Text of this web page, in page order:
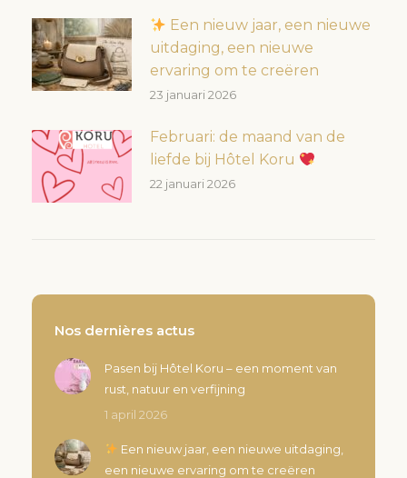
Een nieuw jaar, een nieuwe
uitdaging, een nieuwe
ervaring om te creëren
23 januari 2026
Februari: de maand van de
liefde bij Hôtel Koru
22 januari 2026
Nos dernières actus
Pasen bij Hôtel Koru – een moment van
rust, natuur en verfijning
1 april 2026
Een nieuw jaar, een nieuwe uitdaging,
een nieuwe ervaring om te creëren